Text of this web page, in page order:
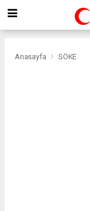
Anasayfa SÖKE